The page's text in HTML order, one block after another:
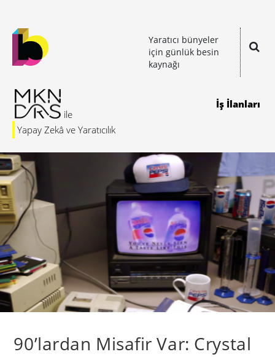
Yaratıcı bünyeler
için günlük besin
kaynağı
Yapay Zekâ ve Yaratıcılık
İş İlanları
90’lardan Misafir Var: Crystal